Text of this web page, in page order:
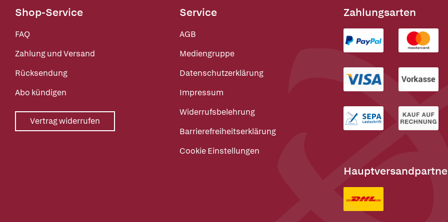
Shop-Service
FAQ
Zahlung und Versand
Rücksendung
Abo kündigen
Vertrag widerrufen
Service
AGB
Mediengruppe
Datenschutzerklärung
Impressum
Widerrufsbelehrung
Barrierefreiheitserklärung
Cookie Einstellungen
Zahlungsarten